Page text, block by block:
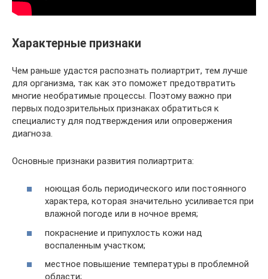
Характерные признаки
Чем раньше удастся распознать полиартрит, тем лучше
для организма, так как это поможет предотвратить
многие необратимые процессы. Поэтому важно при
первых подозрительных признаках обратиться к
специалисту для подтверждения или опровержения
диагноза.
Основные признаки развития полиартрита:
ноющая боль периодического или постоянного
характера, которая значительно усиливается при
влажной погоде или в ночное время;
покраснение и припухлость кожи над
воспаленным участком;
местное повышение температуры в проблемной
области;